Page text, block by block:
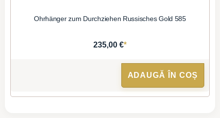
Ohrhänger zum Durchziehen Russisches Gold 585
235,00 €*
ADAUGĂ ÎN COȘ